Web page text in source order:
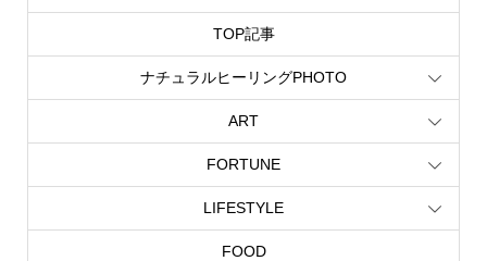
TOP記事
ナチュラルヒーリングPHOTO
ART
FORTUNE
LIFESTYLE
FOOD